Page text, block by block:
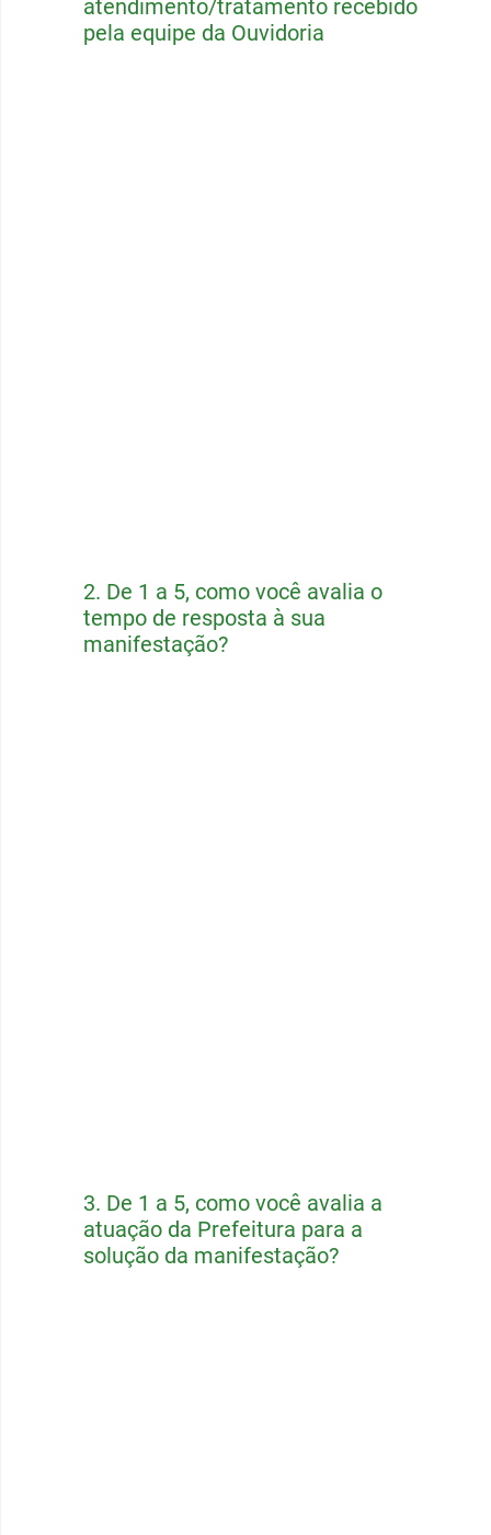
atendimento/tratamento recebido
pela equipe da Ouvidoria
2. De 1 a 5, como você avalia o
tempo de resposta à sua
manifestação?
3. De 1 a 5, como você avalia a
atuação da Prefeitura para a
solução da manifestação?